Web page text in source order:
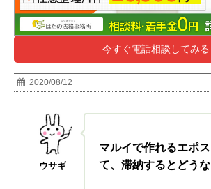
今すぐ電話相談してみる
2020/08/12
ウサギ
マルイで作れるエポ
て、滞納するとどう